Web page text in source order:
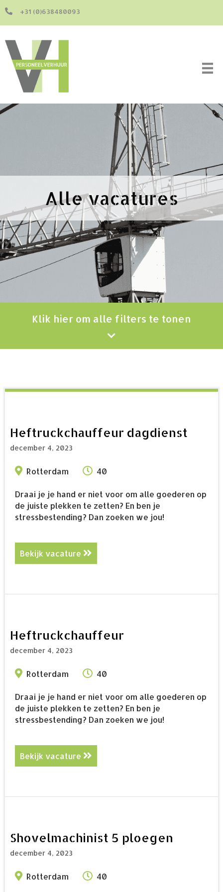
+31 (0)638480093
Alle vacatures
Klik hier om alle filters te tonen
Heftruckchauffeur dagdienst
december 4, 2023
Rotterdam 40
Draai je je hand er niet voor om alle goederen op
de juiste plekken te zetten? En ben je
stressbestending? Dan zoeken we jou!
Bekijk vacature
Heftruckchauffeur
december 4, 2023
Rotterdam 40
Draai je je hand er niet voor om alle goederen op
de juiste plekken te zetten? En ben je
stressbestending? Dan zoeken we jou!
Bekijk vacature
Shovelmachinist 5 ploegen
december 4, 2023
Rotterdam 40